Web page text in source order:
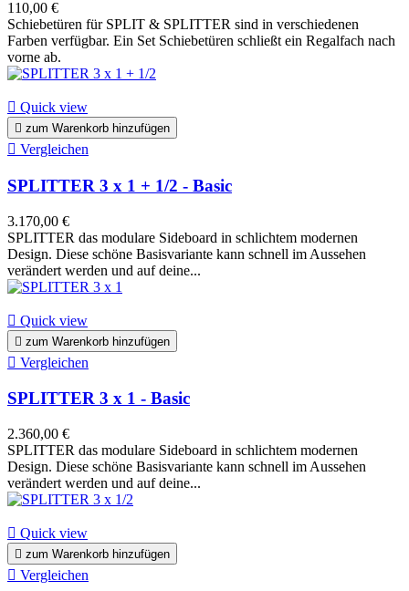
110,00 €
Schiebetüren für SPLIT & SPLITTER sind in verschiedenen
Farben verfügbar. Ein Set Schiebetüren schließt ein Regalfach nach
vorne ab.
 Quick view
 zum Warenkorb hinzufügen
 Vergleichen
SPLITTER 3 x 1 + 1/2 - Basic
3.170,00 €
SPLITTER das modulare Sideboard in schlichtem modernen
Design. Diese schöne Basisvariante kann schnell im Aussehen
verändert werden und auf deine...
 Quick view
 zum Warenkorb hinzufügen
 Vergleichen
SPLITTER 3 x 1 - Basic
2.360,00 €
SPLITTER das modulare Sideboard in schlichtem modernen
Design. Diese schöne Basisvariante kann schnell im Aussehen
verändert werden und auf deine...
 Quick view
 zum Warenkorb hinzufügen
 Vergleichen